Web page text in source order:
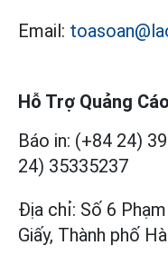
Email:
Hỗ Trợ Quảng Cáo
Báo in: (+84 24)
24) 35335237
Địa chỉ: Số 6
Giấy, Thành phố